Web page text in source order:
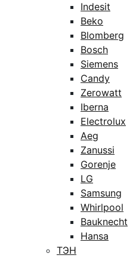
Indesit
Beko
Blomberg
Bosch
Siemens
Candy
Zerowatt
Iberna
Electrolux
Aeg
Zanussi
Gorenje
LG
Samsung
Whirlpool
Bauknecht
Hansa
ТЭН